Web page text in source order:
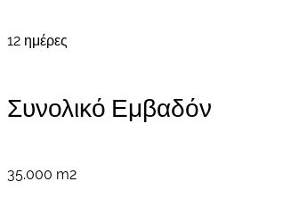
12 ημέρες
Συνολικό Εμβαδόν
35.000 m2